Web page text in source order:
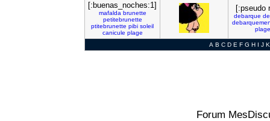
[:buenas_noches:1]
mafalda brunette
petitebrunette
ptitebrunette pibi soleil
canicule plage
[:pseudo
debarque
plage
A B C D E F G H I J K
Forum